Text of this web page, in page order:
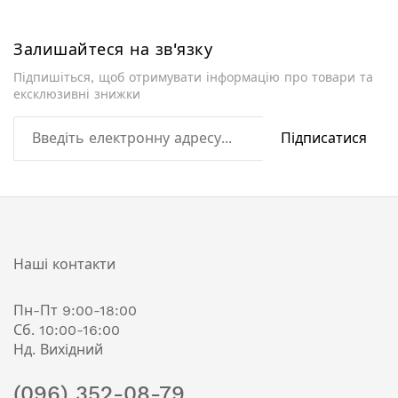
Залишайтеся на зв'язку
Підпишіться, щоб отримувати інформацію про товари та
ексклюзивні знижки
Підписатися
Наші контакти
Пн-Пт 9:00-18:00
Сб. 10:00-16:00
Нд. Вихідний